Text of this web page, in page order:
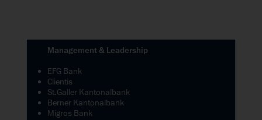
Management & Leadership
EFG Bank
Clientis
St.Galler Kantonalbank
Berner Kantonalbank
Migros Bank